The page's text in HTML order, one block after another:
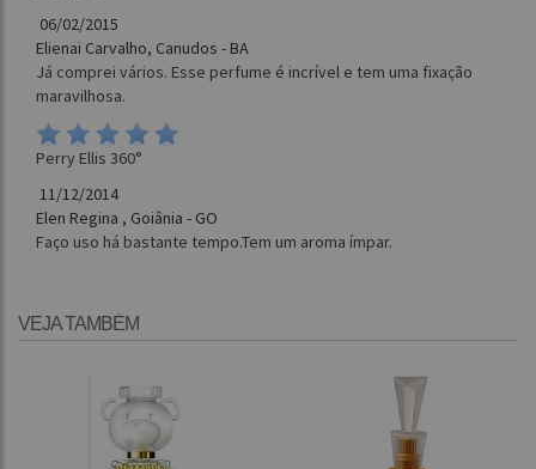
06/02/2015
Elienai Carvalho, Canudos - BA
Já comprei vários. Esse perfume é incrível e tem uma fixação
maravilhosa.
Perry Ellis 360°
11/12/2014
Elen Regina , Goiânia - GO
Faço uso há bastante tempo.Tem um aroma ímpar.
VEJA TAMBÉM